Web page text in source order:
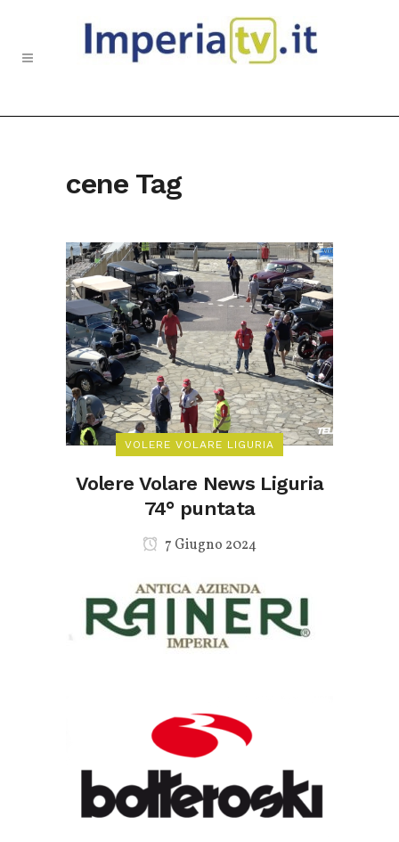
cene Tag
VOLERE VOLARE LIGURIA
Volere Volare News Liguria
74° puntata
7 Giugno 2024